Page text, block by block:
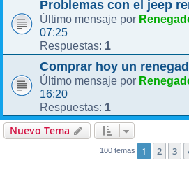
Problemas con el jeep
Último mensaje por
07:25
Respuestas: 1
Comprar hoy un
Último mensaje por
16:20
Respuestas: 1
Nuevo Tema
100 temas 1 2 3